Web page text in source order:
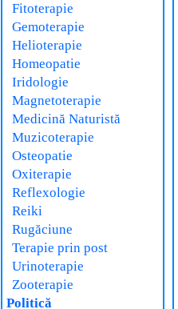
Fitoterapie
Gemoterapie
Helioterapie
Homeopatie
Iridologie
Magnetoterapie
Medicină Naturistă
Muzicoterapie
Osteopatie
Oxiterapie
Reflexologie
Reiki
Rugăciune
Terapie prin post
Urinoterapie
Zooterapie
Politică